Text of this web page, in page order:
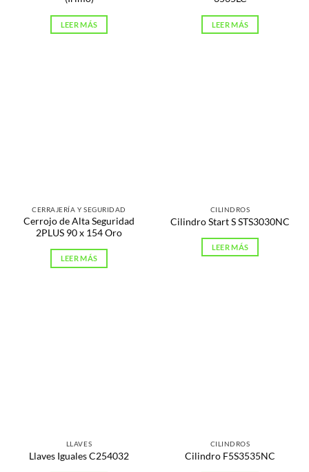
LEER MÁS LEER MÁS
CERRAJERÍA Y SEGURIDAD
Cerrojo de Alta Seguridad
2PLUS 90 x 154 Oro
LEER MÁS
CILINDROS
Cilindro Start S STS3030NC
LEER MÁS
LLAVES
Llaves Iguales C254032
CILINDROS
Cilindro F5S3535NC